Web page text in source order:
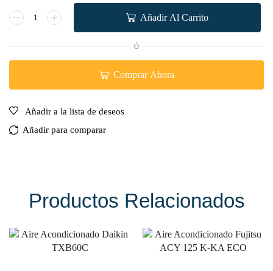
Añadir Al Carrito
Ó
Comprar Ahora
Añadir a la lista de deseos
Añadir para comparar
Productos Relacionados